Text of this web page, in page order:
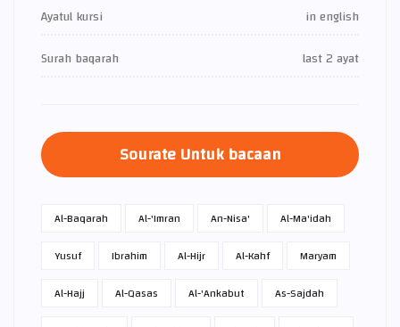
Ayatul kursi
in english
Surah baqarah
last 2 ayat
Sourate Untuk bacaan
Al-Baqarah Al-'Imran An-Nisa'
Al-Ma'idah
Yusuf
Ibrahim Al-Hijr Al-Kahf
Maryam
Al-Hajj
Al-Qasas Al-'Ankabut
As-Sajdah